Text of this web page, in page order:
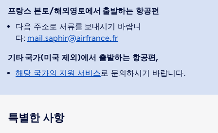
프랑스 본토/해외영토에서 출발하는 항공편
다음 주소로 서류를 보내시기 바랍니
다: mail.saphir@airfrance.fr
기타 국가(미국 제외)에서 출발하는 항공편,
해당 국가의 지원 서비스로 문의하시기 바랍니다.
특별한 사항